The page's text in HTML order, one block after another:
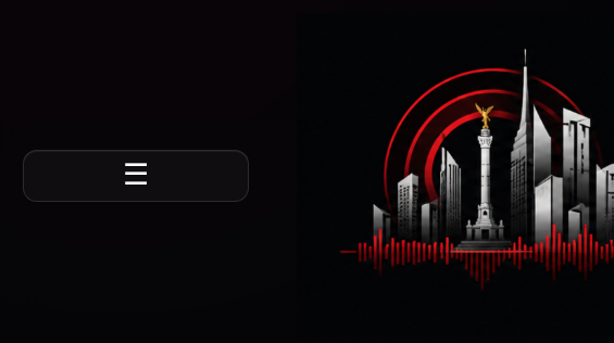
☰